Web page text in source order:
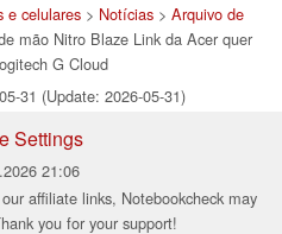
e celulares> Notícias> Arquivo de
mão Nitro Blaze Link da Acer quer
G Cloud
31 (Update: 2026-05-31)
Settings
21:06
affiliate links, Notebookcheck may
you for your support!